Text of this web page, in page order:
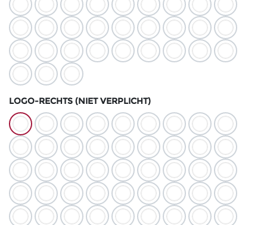
LOGO-RECHTS (NIET VERPLICHT)